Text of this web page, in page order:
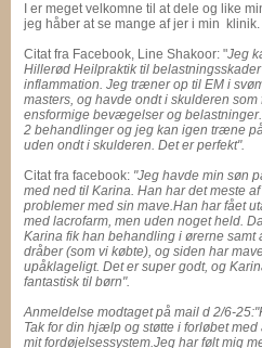
I er meget velkomne til at dele og like
jeg håber at se mange af jer i min klinik.
Citat fra Facebook, Line Shakoor: "Jeg
Hillerød Heilpraktik til
inflammation. Jeg træner op til EM i
masters, og havde ondt i skulderen som
ensformige bevægelser og
2 behandlinger og jeg kan igen træne
uden ondt i skulderen. Det er perfekt".
Citat fra facebook: "Jeg havde min søn
med ned til Karina. Han har det meste
problemer med sin mave.Han har fået
med lacrofarm, men uden noget held.
Karina fik han behandling i ørerne samt
dråber (som vi købte), og siden har
upåklageligt. Det er super godt, og
fantastisk til børn".
Anmeldelse modtaget på mail d 2/6-
Tak for din hjælp og støtte i forløbet med
mit fordøjelsessystem.Jeg har følt mig